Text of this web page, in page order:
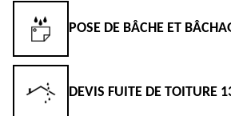
POSE DE BÂCHE ET
DEVIS FUITE DE TOITURE